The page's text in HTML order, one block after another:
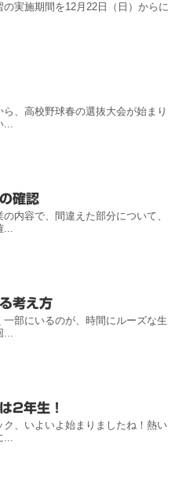
の実施期間を12月22日（日）からに
、高校野球春の選抜大会が始まり
...
確認
内容で、間違えた部分について、
...
考え方
一部にいるのが、時間にルーズな生
...
2年生！
ク、いよいよ始まりましたね！熱い
...